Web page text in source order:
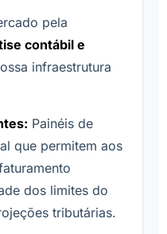
pela
contábil e
infraestrutura
Painéis de
que permitem aos
dos limites do
tributárias.